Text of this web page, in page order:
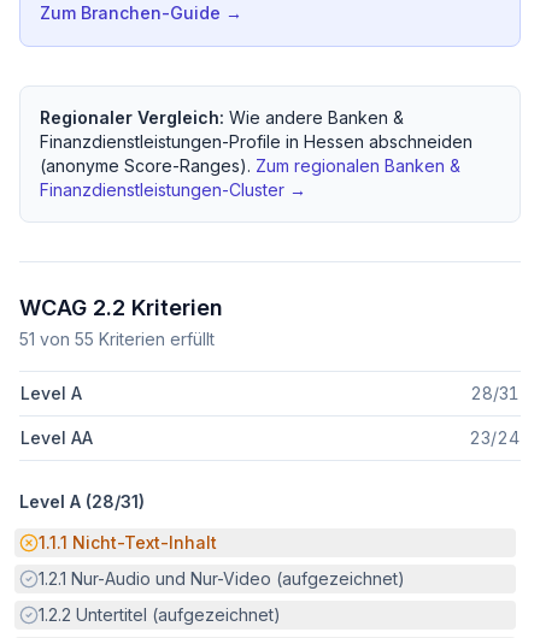
Zum Branchen-Guide →
Regionaler Vergleich: Wie andere Banken &
Finanzdienstleistungen-Profile in Hessen abschneiden
(anonyme Score-Ranges). Zum regionalen Banken &
Finanzdienstleistungen-Cluster →
WCAG 2.2 Kriterien
51 von 55 Kriterien erfüllt
Level A 28/31
Level AA 23/24
Level A (28/31)
Potenzielle Barriere:
1.1.1 Nicht-Text-Inhalt
Erfüllt:
1.2.1 Nur-Audio und Nur-Video (aufgezeichnet)
Erfüllt:
1.2.2 Untertitel (aufgezeichnet)